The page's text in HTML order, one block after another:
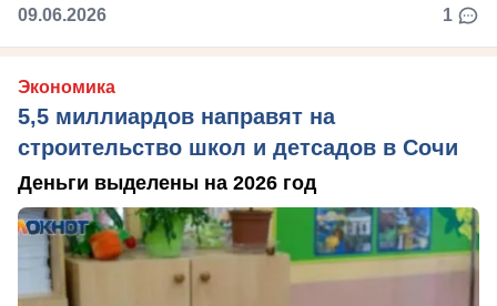
09.06.2026 1
Экономика
5,5 миллиардов направят на
строительство школ и детсадов в Сочи
Деньги выделены на 2026 год